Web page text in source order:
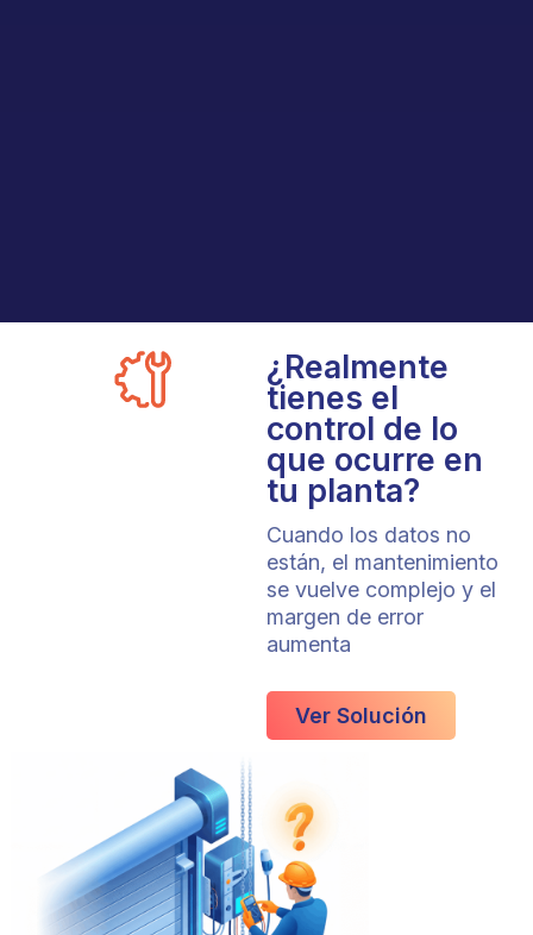
¿Realmente
tienes el
control de lo
que ocurre en
tu planta?
Cuando los datos no
están, el mantenimiento
se vuelve complejo y el
margen de error
aumenta
Ver Solución